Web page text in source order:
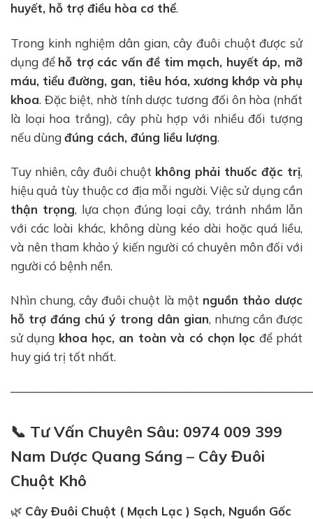
huyết, hỗ trợ điều hòa cơ thể.
Trong kinh nghiệm dân gian, cây đuôi chuột được sử
dụng để hỗ trợ các vấn đề tim mạch, huyết áp, mỡ
máu, tiểu đường, gan, tiêu hóa, xương khớp và phụ
khoa. Đặc biệt, nhờ tính dược tương đối ôn hòa (nhất
là loại hoa trắng), cây phù hợp với nhiều đối tượng
nếu dùngđúng cách, đúng liều lượng.
Tuy nhiên, cây đuôi chuột không phải thuốc đặc trị,
hiệu quả tùy thuộc cơ địa mỗi người. Việc sử dụng cần
thận trọng, lựa chọn đúng loại cây, tránh nhầm lẫn
với các loài khác, không dùng kéo dài hoặc quá liều,
và nên tham khảo ý kiến người có chuyên môn đối với
người có bệnh nền.
Nhìn chung, cây đuôi chuột là một nguồn thảo dược
hỗ trợ đáng chú ý trong dân gian, nhưng cần được
sử dụng khoa học, an toàn và có chọn lọc để phát
huy giá trị tốt nhất.
📞 Tư Vấn Chuyên Sâu: 0974 009 399
Nam Dược Quang Sáng – Cây Đuôi
Chuột Khô
🌿 Cây Đuôi Chuột ( Mạch Lạc ) Sạch, Nguồn Gốc